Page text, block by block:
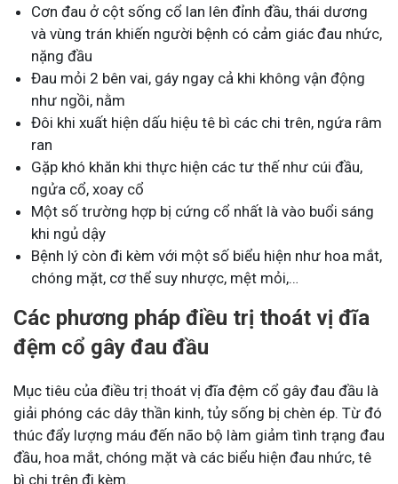
Cơn đau ở cột sống cổ lan lên đỉnh đầu, thái dương
và vùng trán khiến người bệnh có cảm giác đau nhức,
nặng đầu
Đau mỏi 2 bên vai, gáy ngay cả khi không vận động
như ngồi, nằm
Đôi khi xuất hiện dấu hiệu tê bì các chi trên, ngứa râm
ran
Gặp khó khăn khi thực hiện các tư thế như cúi đầu,
ngửa cổ, xoay cổ
Một số trường hợp bị cứng cổ nhất là vào buổi sáng
khi ngủ dậy
Bệnh lý còn đi kèm với một số biểu hiện như hoa mắt,
chóng mặt, cơ thể suy nhược, mệt mỏi,…
Các phương pháp điều trị thoát vị đĩa
đệm cổ gây đau đầu
Mục tiêu của điều trị thoát vị đĩa đệm cổ gây đau đầu là
giải phóng các dây thần kinh, tủy sống bị chèn ép. Từ đó
thúc đẩy lượng máu đến não bộ làm giảm tình trạng đau
đầu, hoa mắt, chóng mặt và các biểu hiện đau nhức, tê
bì chi trên đi kèm.